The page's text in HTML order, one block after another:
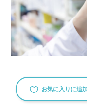
お気に入りに追